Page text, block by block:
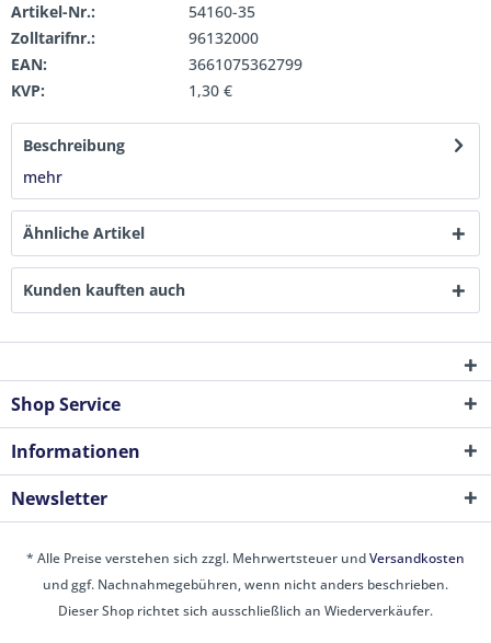
Artikel-Nr.:
54160-35
Zolltarifnr.:
96132000
EAN:
3661075362799
KVP:
1,30 €
Beschreibung
mehr
Ähnliche Artikel
Kunden kauften auch
Shop Service
Informationen
Newsletter
* Alle Preise verstehen sich zzgl. Mehrwertsteuer undVersandkosten
und ggf. Nachnahmegebühren, wenn nicht anders beschrieben.
Dieser Shop richtet sich ausschließlich an Wiederverkäufer.